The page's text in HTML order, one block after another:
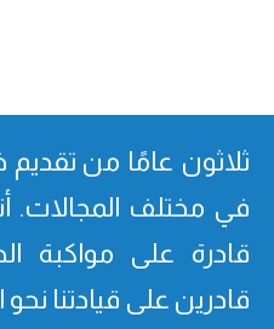
ثلاثون عامًا من
في مختلف المجالات.
قادرة على مواكبة
قادرین على قیادتنا